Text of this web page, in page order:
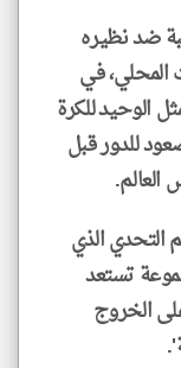
ضد نظيره
المحلي، في
الوحيد ⁠للكرة
للدور قبل
العالم.
التحدي الذي
تستعد
الخروج